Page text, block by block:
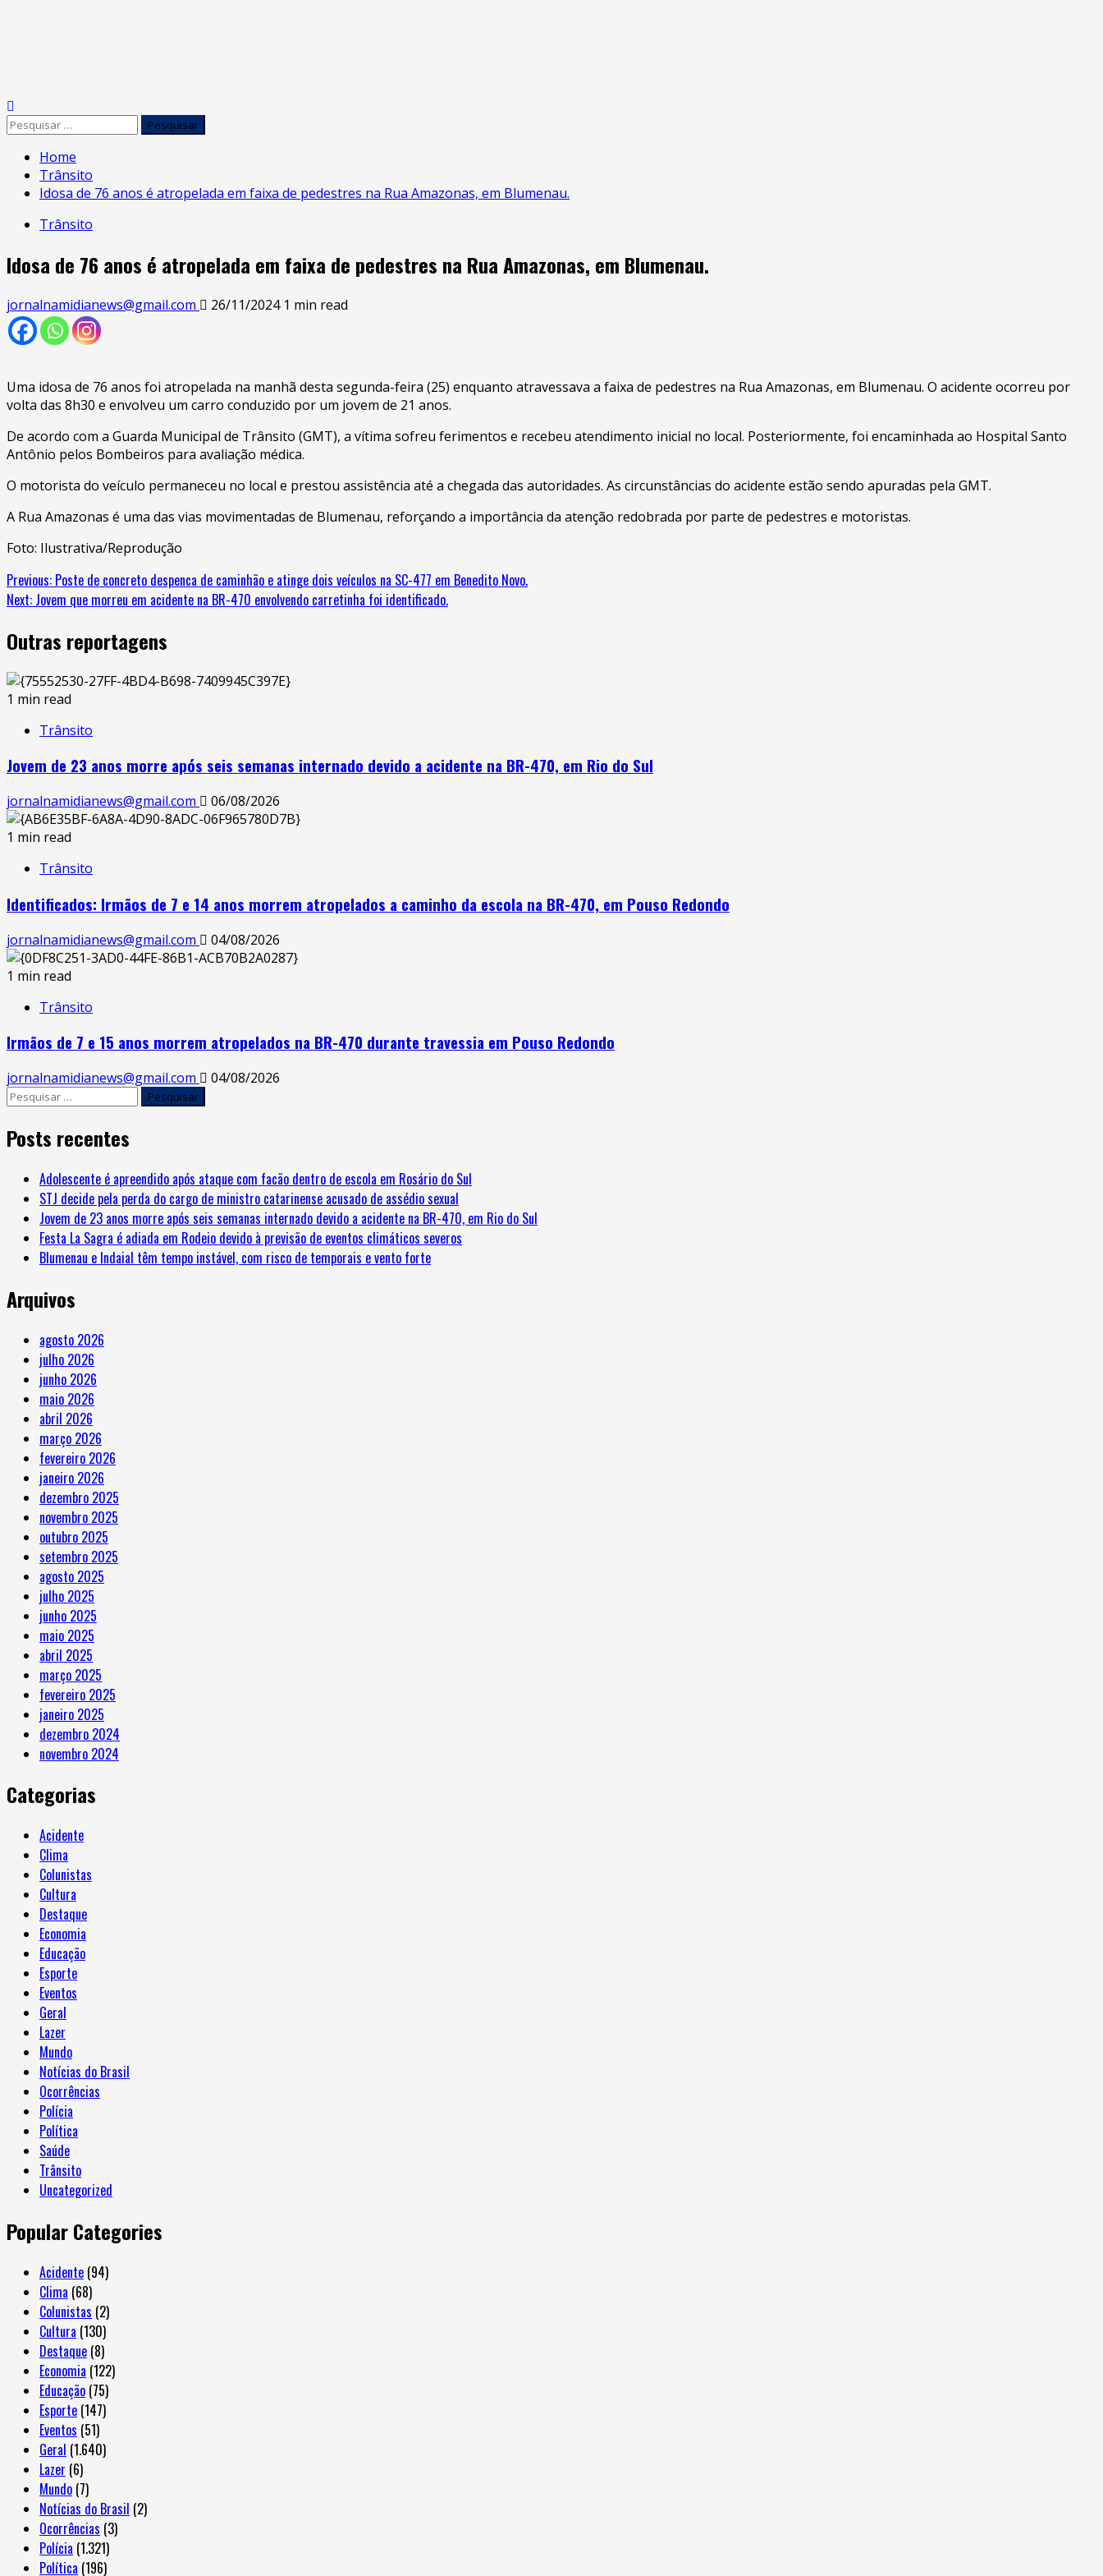
Home
Trânsito
Idosa de 76 anos é atropelada em faixa de pedestres na Rua Amazonas, em Blumenau.
Trânsito
Idosa de 76 anos é atropelada em faixa de pedestres na Rua Amazonas, em Blumenau.
jornalnamidianews@gmail.com 26/11/2024 1 min read
Uma idosa de 76 anos foi atropelada na manhã desta segunda-feira (25) enquanto atravessava a faixa de pedestres na Rua Amazonas, em Blumenau. O acidente ocorreu por
volta das 8h30 e envolveu um carro conduzido por um jovem de 21 anos.
De acordo com a Guarda Municipal de Trânsito (GMT), a vítima sofreu ferimentos e recebeu atendimento inicial no local. Posteriormente, foi encaminhada ao Hospital Santo
Antônio pelos Bombeiros para avaliação médica.
O motorista do veículo permaneceu no local e prestou assistência até a chegada das autoridades. As circunstâncias do acidente estão sendo apuradas pela GMT.
A Rua Amazonas é uma das vias movimentadas de Blumenau, reforçando a importância da atenção redobrada por parte de pedestres e motoristas.
Foto: Ilustrativa/Reprodução
Previous: Poste de concreto despenca de caminhão e atinge dois veículos na SC-477 em Benedito Novo.
Next: Jovem que morreu em acidente na BR-470 envolvendo carretinha foi identificado.
Outras reportagens
1 min read
Trânsito
Jovem de 23 anos morre após seis semanas internado devido a acidente na BR-470, em Rio do Sul
jornalnamidianews@gmail.com
06/08/2026
1 min read
Trânsito
Identificados: Irmãos de 7 e 14 anos morrem atropelados a caminho da escola na BR-470, em Pouso Redondo
jornalnamidianews@gmail.com
04/08/2026
1 min read
Trânsito
Irmãos de 7 e 15 anos morrem atropelados na BR-470 durante travessia em Pouso Redondo
jornalnamidianews@gmail.com 04/08/2026
Posts recentes
Adolescente é apreendido após ataque com facão dentro de escola em Rosário do Sul
STJ decide pela perda do cargo de ministro catarinense acusado de assédio sexual
Jovem de 23 anos morre após seis semanas internado devido a acidente na BR-470, em Rio do Sul
Festa La Sagra é adiada em Rodeio devido à previsão de eventos climáticos severos
Blumenau e Indaial têm tempo instável, com risco de temporais e vento forte
Arquivos
agosto 2026
julho 2026
junho 2026
maio 2026
abril 2026
março 2026
fevereiro 2026
janeiro 2026
dezembro 2025
novembro 2025
outubro 2025
setembro 2025
agosto 2025
julho 2025
junho 2025
maio 2025
abril 2025
março 2025
fevereiro 2025
janeiro 2025
dezembro 2024
novembro 2024
Categorias
Acidente
Clima
Colunistas
Cultura
Destaque
Economia
Educação
Esporte
Eventos
Geral
Lazer
Mundo
Notícias do Brasil
Ocorrências
Polícia
Política
Saúde
Trânsito
Uncategorized
Popular Categories
Acidente (94)
Clima (68)
Colunistas (2)
Cultura (130)
Destaque (8)
Economia (122)
Educação (75)
Esporte (147)
Eventos (51)
Geral (1.640)
Lazer (6)
Mundo (7)
Notícias do Brasil (2)
Ocorrências (3)
Polícia (1.321)
Política (196)